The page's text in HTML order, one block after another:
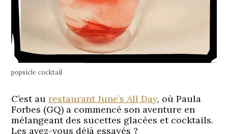
popsicle cocktail
C’est aurestaurant June’s All Day, où Paula
Forbes (GQ) a commencé son aventure en
mélangeant des sucettes glacées et cocktails.
Les avez-vous déjà essayés ?